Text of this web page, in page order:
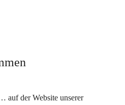
auf der Website unserer